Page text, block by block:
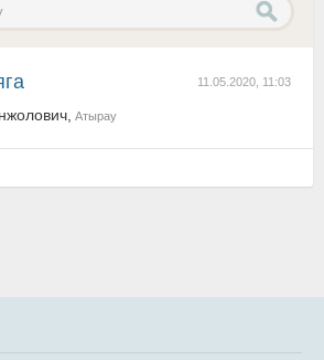
11.05.2020, 11:03
Атырау